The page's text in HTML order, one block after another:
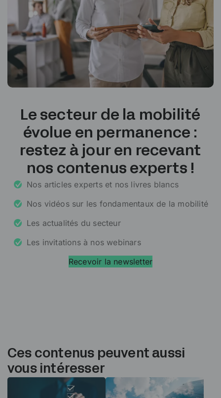
Le secteur de la mobilité
évolue en permanence :
restez à jour en recevant
nos contenus experts !
Nos articles experts et nos livres blancs
Nos vidéos sur les fondamentaux de la mobilité
Les actualités du secteur
Les invitations à nos webinars
Recevoir la newsletter
Ces contenus peuvent aussi
vous intéresser